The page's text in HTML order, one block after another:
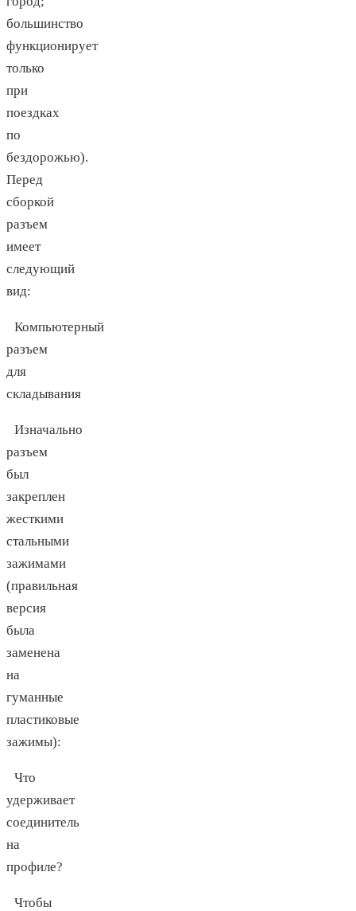
большинство
функционирует
только
при
поездках
по
бездорожью).
Перед
сборкой
разъем
имеет
следующий
вид:
Компьютерный
разъем
для
складывания
Изначально
разъем
был
закреплен
жесткими
стальными
зажимами
(правильная
версия
была
заменена
на
гуманные
пластиковые
зажимы):
Что
удерживает
соединитель
на
профиле?
Чтобы